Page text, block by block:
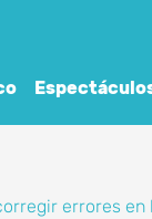
errores